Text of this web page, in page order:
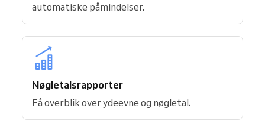
automatiske påmindelser.
Nøgletalsrapporter
Få overblik over ydeevne og nøgletal.